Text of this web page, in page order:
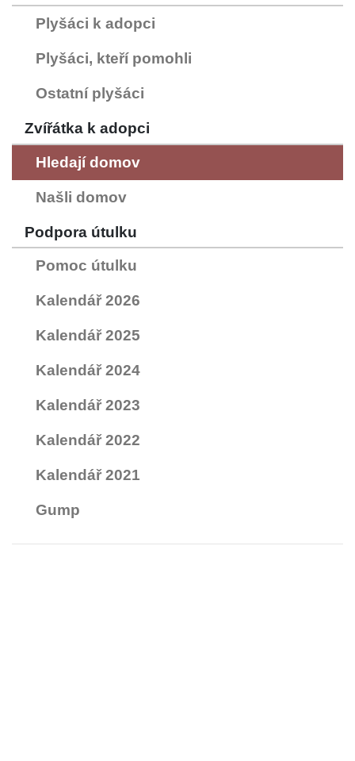
Plyšáci k adopci
Plyšáci, kteří pomohli
Ostatní plyšáci
Zvířátka k adopci
Hledají domov
Našli domov
Podpora útulku
Pomoc útulku
Kalendář 2026
Kalendář 2025
Kalendář 2024
Kalendář 2023
Kalendář 2022
Kalendář 2021
Gump